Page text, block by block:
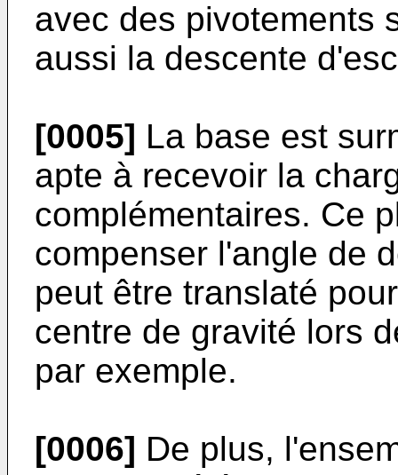
avec des pivotements
aussi la descente
[0005] La base est
apte à recevoir la
complémentaires. Ce
compenser l'angle de
peut être translaté
centre de gravité lors
par exemple.
[0006] De plus,